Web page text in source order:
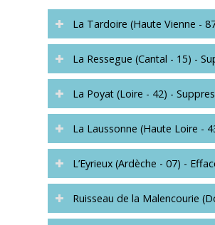
La Tardoire (Haute Vienne -
La Ressegue (Cantal - 15) -
La Poyat (Loire - 42) -
La Laussonne (Haute Loire -
L’Eyrieux (Ardèche - 07) -
Ruisseau de la Malencourie